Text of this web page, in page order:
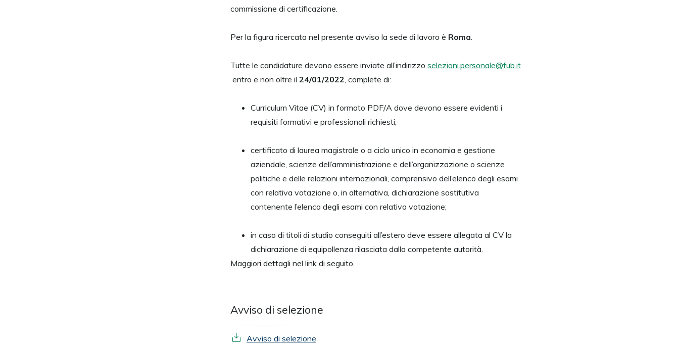
commissione di certificazione.
Per la figura ricercata nel presente avviso la sede di lavoro è Roma.
Tutte le candidature devono essere inviate all’indirizzo selezioni.personale@fub.it
entro e non oltre il 24/01/2022, complete di:
Curriculum Vitae (CV) in formato PDF/A dove devono essere evidenti i
requisiti formativi e professionali richiesti;
certificato di laurea magistrale o a ciclo unico in economia e gestione
aziendale, scienze dell’amministrazione e dell’organizzazione o scienze
politiche e delle relazioni internazionali, comprensivo dell’elenco degli esami
con relativa votazione o, in alternativa, dichiarazione sostitutiva
contenente l’elenco degli esami con relativa votazione;
in caso di titoli di studio conseguiti all’estero deve essere allegata al CV la
dichiarazione di equipollenza rilasciata dalla competente autorità.
Maggiori dettagli nel link di seguito.
Avviso di selezione
Avviso di selezione